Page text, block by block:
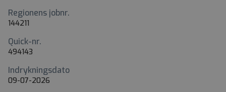
Regionens jobnr.
144211
Quick-nr.
494143
Indrykningsdato
09-07-2026